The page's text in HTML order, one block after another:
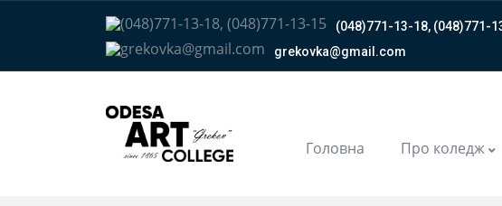
(048)771-13-18, (048)771-
grekovka@gmail.сom
Головна Про коледж